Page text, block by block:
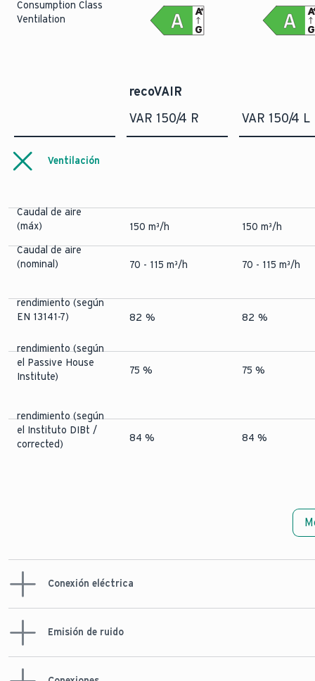
Consumption Class
Ventilation
G
A
+
G
A
recoVAIR
VAR 150/4 R
VAR 150/4 L
Ventilación
Caudal de aire
(máx)
150 m³/h
150 m³/h
Caudal de aire
(nominal)
70 - 115 m³/h 70 - 115 m³/h
rendimiento (según
EN 13141-7)
82 % 82 %
rendimiento (según
el Passive House
Institute)
75 % 75 %
rendimiento (según
el Instituto DIBt /
corrected)
84 % 84 %
Conexión eléctrica
Consumo de
(min - máx)
Emisión de ruido